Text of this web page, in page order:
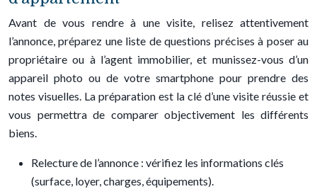
Avant de vous rendre à une visite, relisez attentivement
l’annonce, préparez une liste de questions précises à poser au
propriétaire ou à l’agent immobilier, et munissez-vous d’un
appareil photo ou de votre smartphone pour prendre des
notes visuelles. La préparation est la clé d’une visite réussie et
vous permettra de comparer objectivement les différents
biens.
Relecture de l’annonce : vérifiez les informations clés
(surface, loyer, charges, équipements).